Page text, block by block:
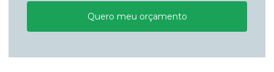
Quero meu orçamento